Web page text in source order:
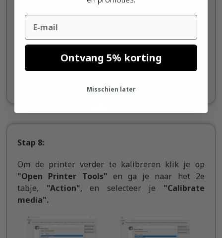
"Next"
direct op"Finish".
Stap 8:
Om de printer verder te kalibreren klik je op
"Open Printer Tools" en ga je naar het 2e
tabje, "Action", en selecteer je "Calibrate
media".
Email
Ontvang 5% korting
Misschien later